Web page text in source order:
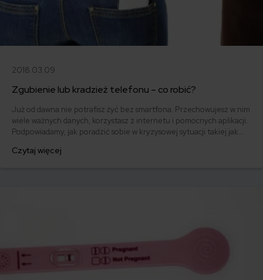
2018.03.09
Zgubienie lub kradzież telefonu – co robić?
Już od dawna nie potrafisz żyć bez smartfona. Przechowujesz w nim
wiele ważnych danych, korzystasz z internetu i pomocnych aplikacji.
Podpowiadamy, jak poradzić sobie w kryzysowej sytuacji takiej jak
od tego typu zdarzeń?
Czytaj więcej